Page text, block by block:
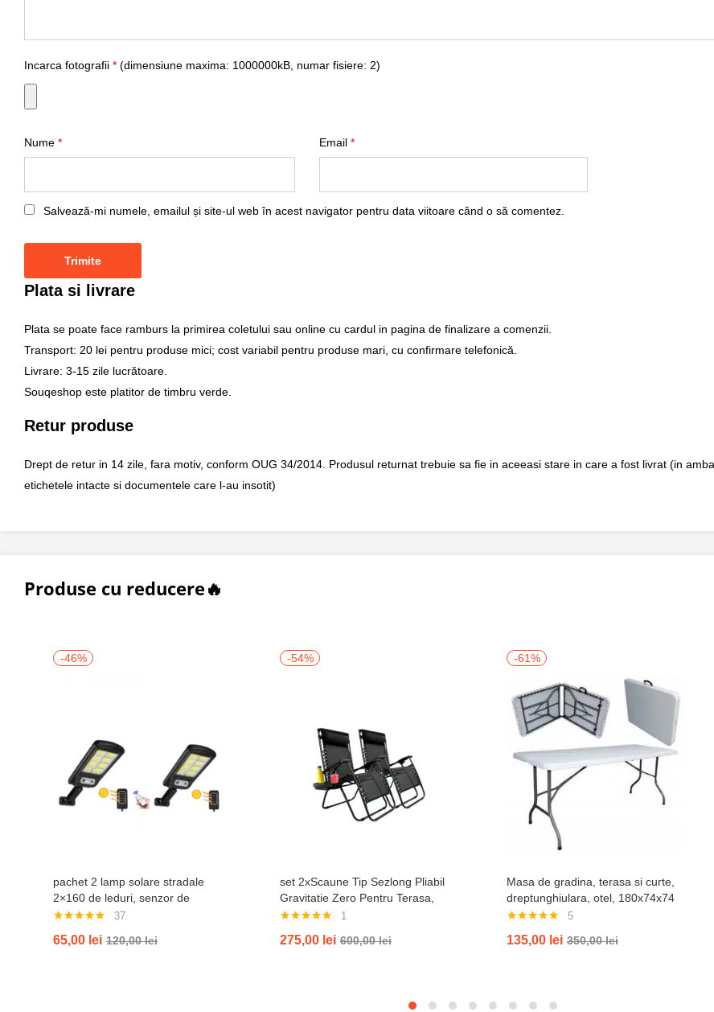
Incarca fotografii * (dimensiune maxima: 1000000kB, numar fisiere: 2)
Nume * Email *
Salvează-mi numele, emailul și site-ul web în acest navigator pentru data viitoare când o să comentez.
Plata si livrare
Plata se poate face ramburs la primirea coletului sau online cu cardul in pagina de finalizare a comenzii.
Transport: 20 lei pentru produse mici; cost variabil pentru produse mari, cu confirmare telefonică.
Livrare: 3-15 zile lucrătoare.
Souqeshop este platitor de timbru verde.
Retur produse
Drept de retur in 14 zile, fara motiv, conform OUG 34/2014. Produsul returnat trebuie sa fie in aceeasi stare in care a fost livrat (in
etichetele intacte si documentele care l-au insotit)
Produse cu reducere🔥
-46%
pachet 2 lamp solare stradale
2×160 de leduri, senzor de
miscare
4.76din 5
37
65,00 lei 120,00lei
-54%
set 2xScaune Tip Sezlong Pliabil
Gravitatie Zero Pentru Terasa,
Gradina Sau Plaja , Tetiera, Suport
5.00din 5
1
275,00 lei 600,00lei
-61%
Masa de gradina, terasa si curte,
dreptunghiulara, otel, 180x74x74
cm, alba
5.00din 5
5
135,00 lei 350,00lei